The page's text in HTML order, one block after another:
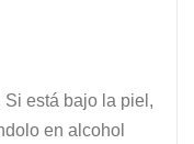
está bajo la piel,
en alcohol